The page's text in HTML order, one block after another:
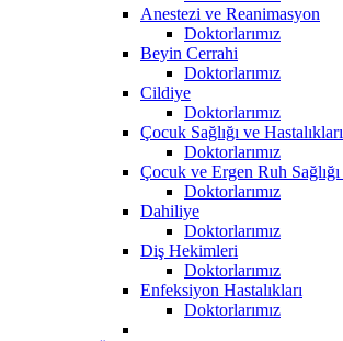
Anestezi ve Reanimasyon
Doktorlarımız
Beyin Cerrahi
Doktorlarımız
Cildiye
Doktorlarımız
Çocuk Sağlığı ve Hastalıkları
Doktorlarımız
Çocuk ve Ergen Ruh Sağlığı
Doktorlarımız
Dahiliye
Doktorlarımız
Diş Hekimleri
Doktorlarımız
Enfeksiyon Hastalıkları
Doktorlarımız